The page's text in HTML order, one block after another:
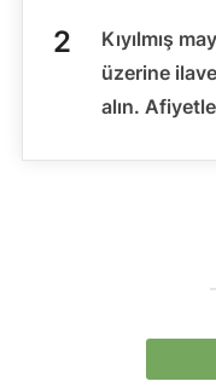
Kıyılmış
üzerine
alın.